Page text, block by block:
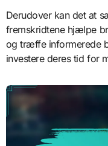
Derudover kan det at
fremskridtene hjælpe
og træffe informerede
investere deres tid for